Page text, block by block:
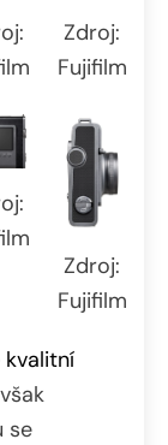
Zdroj:
Fujifilm
Zdroj:
Fujifilm
se